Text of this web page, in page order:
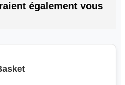
également vous